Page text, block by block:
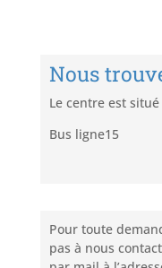
Nous
Le centre est
Bus ligne15
Pour toute
pas à nous